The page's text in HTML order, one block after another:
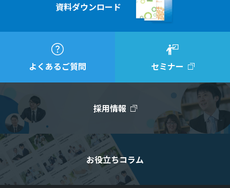
資料ダウンロード
よくあるご質問 セミナー
採用情報
お役立ちコラム